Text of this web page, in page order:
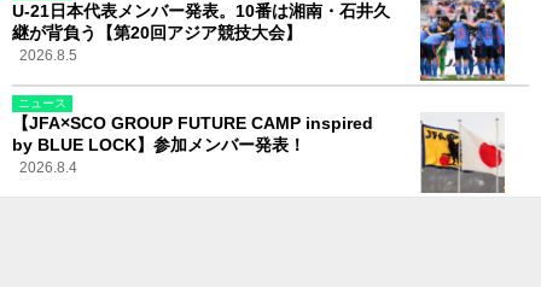
U-21日本代表メンバー発表。10番は湘南・石井久
継が背負う【第20回アジア競技大会】
2026.8.5
ニュース
【JFA×SCO GROUP FUTURE CAMP inspired
by BLUE LOCK】参加メンバー発表！
2026.8.4